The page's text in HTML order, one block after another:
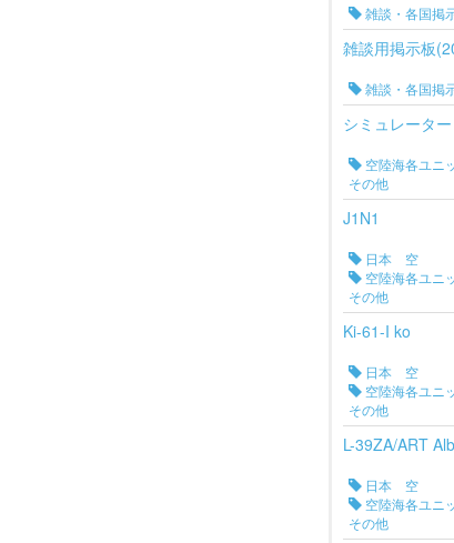
雑談・各国掲
雑談用掲示板
雑談・各国掲
シミュレーター
空陸海各ユニ
その他
J1N1
日本 空
空陸海各ユニ
その他
Ki-61-I ko
日本 空
空陸海各ユニ
その他
L-39ZA/ART
日本 空
空陸海各ユニ
その他